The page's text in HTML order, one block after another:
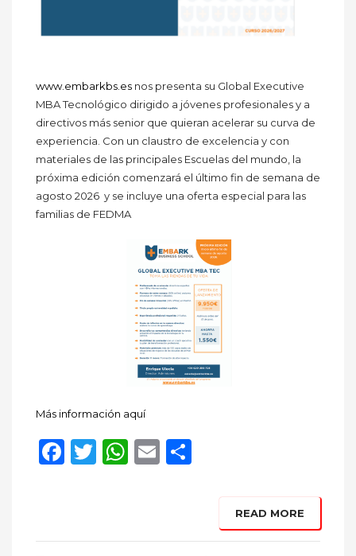
www.embarkbs.es nos presenta su Global Executive
MBA Tecnológico dirigido a jóvenes profesionales y a
directivos más senior que quieran acelerar su curva de
experiencia. Con un claustro de excelencia y con
materiales de las principales Escuelas del mundo, la
próxima edición comenzará el último fin de semana de
agosto 2026 y se incluye una oferta especial para las
familias de FEDMA
Más información aquí
Facebook
Twitter
WhatsApp
Email
READ MORE